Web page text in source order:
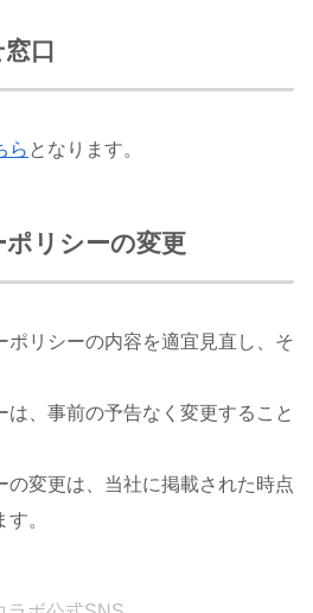
口
ら となります。
リシーの変更
ポリシーの内容を適宜見直し、そ
、事前の予告なく変更すること
の変更は、当社に掲載された時点
。